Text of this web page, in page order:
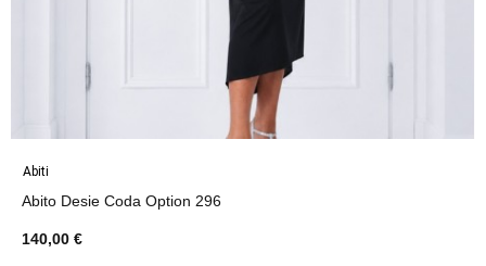
Abiti
Abito Desie Coda Option 296
140,00 €